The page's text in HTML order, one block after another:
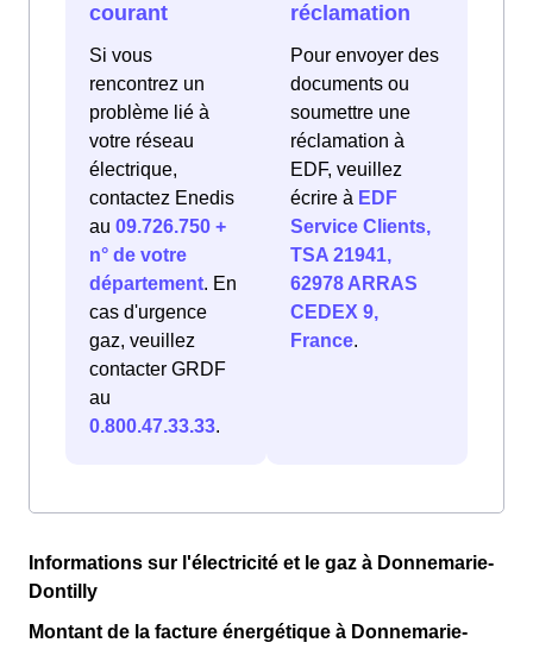
courant
Si vous
rencontrez un
problème lié à
votre réseau
électrique,
contactez Enedis
au 09.726.750 +
n° de votre
département. En
cas d'urgence
gaz, veuillez
contacter GRDF
au
0.800.47.33.33.
réclamation
Pour envoyer des
documents ou
soumettre une
réclamation à
EDF, veuillez
écrire à EDF
Service Clients,
TSA 21941,
62978 ARRAS
CEDEX 9,
France.
Informations sur l'électricité et le gaz à Donnemarie-
Dontilly
Montant de la facture énergétique à Donnemarie-